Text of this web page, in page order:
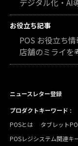
デジタル化・AI
お役立ち記事
POS お役立ち情
店舗のミライを
ニュースレター登録
プロダクトキーワード :
POSとは
タブレット
POSレジシステム関連キ